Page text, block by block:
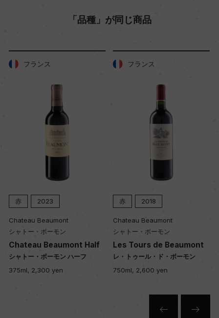
「品種」が同じ商品
フランス
赤 2023
Chateau Beaumont
シャトー・ボーモン
Chateau Beaumont Half
シャトー・ボーモン ハーフ
375ml, 2,300 yen
フランス
赤 2018
Chateau Beaumont
シャトー・ボーモン
Les Tours de Beaumont
レ・トゥール・ド・ボーモン
750ml, 2,600 yen